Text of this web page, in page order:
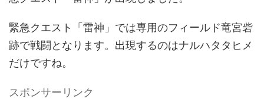
緊急クエスト「雷神」では専用のフィールド竜宮砦
跡で戦闘となります。出現するのはナルハタタヒメ
だけですね。
スポンサーリンク